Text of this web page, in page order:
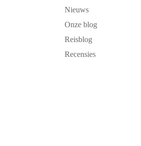
Nieuws
Onze blog
Reisblog
Recensies